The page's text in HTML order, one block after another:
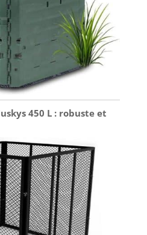
450 L : robuste et